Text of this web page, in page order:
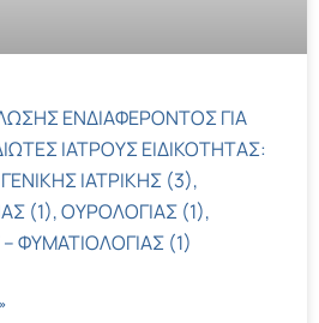
ΕΝΔΙΑΦΕΡΟΝΤΟΣ ΓΙΑ
ΙΑΤΡΟΥΣ ΕΙΔΙΚΟΤΗΤΑΣ:
ΙΑΤΡΙΚΗΣ (3),
(1), ΟΥΡΟΛΟΓΙΑΣ (1),
ΦΥΜΑΤΙΟΛΟΓΙΑΣ (1)